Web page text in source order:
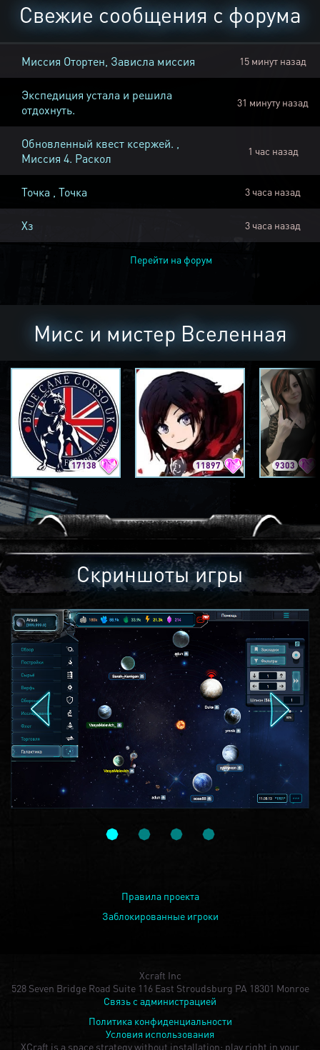
Свежие сообщения с форума
Миссия Отортен, Зависла миссия 15 минут назад
Экспедиция устала и решила
отдохнуть.
31 минуту назад
Обновленный квест ксержей. ,
Миссия 4. Раскол
1 час назад
Точка , Точка 3 часа назад
Хз 3 часа назад
Перейти на форум
Мисс и мистер Вселенная
17138 11897 9303
Скриншоты игры
Правила проекта
Заблокированные игроки
Xcraft Inc
528 Seven Bridge Road Suite 116 East Stroudsburg PA 18301 Monroe
Связь с администрацией
Политика конфиденциальности
Условия использования
XCraft is a space strategy without installation: play right in your